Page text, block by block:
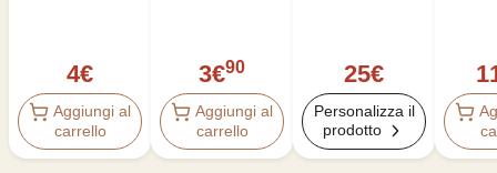
4€
Aggiungi al
carrello
3€90
Aggiungi al
carrello
25€
Personalizza il
prodotto